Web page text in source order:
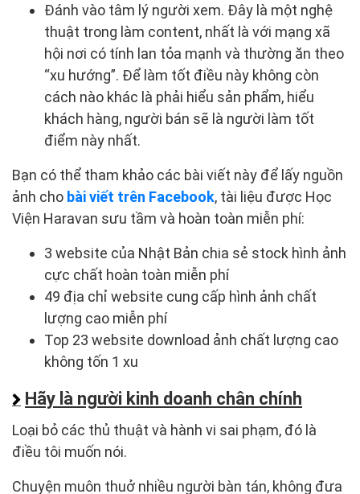
Đánh vào tâm lý người xem. Đây là một nghệ
thuật trong làm content, nhất là với mạng xã
hội nơi có tính lan tỏa mạnh và thường ăn theo
“xu hướng”. Để làm tốt điều này không còn
cách nào khác là phải hiểu sản phẩm, hiểu
khách hàng, người bán sẽ là người làm tốt
điểm này nhất.
Bạn có thể tham khảo các bài viết này để lấy nguồn
ảnh cho bài viết trên Facebook, tài liệu được Học
Viện Haravan sưu tầm và hoàn toàn miễn phí:
3 website của Nhật Bản chia sẻ stock hình ảnh
cực chất hoàn toàn miễn phí
49 địa chỉ website cung cấp hình ảnh chất
lượng cao miễn phí
Top 23 website download ảnh chất lượng cao
không tốn 1 xu
Hãy là người kinh doanh chân chính
Loại bỏ các thủ thuật và hành vi sai phạm, đó là
điều tôi muốn nói.
Chuyện muôn thuở nhiều người bàn tán, không đưa